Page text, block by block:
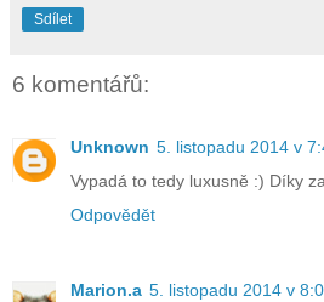
Sdílet
6 komentářů:
Unknown 5. listopadu 2014 v
Vypadá to tedy luxusně :) Díky
Odpovědět
Marion.a 5. listopadu 2014 v